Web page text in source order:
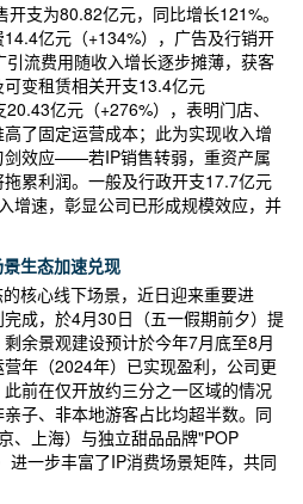
支为80.82亿元，同比增长121%。
亿元（+134%），广告及行销开
流费用随收入增长逐步摊薄，获客
变租赁相关开支13.4亿元
亿元（+276%），表明门店、
了固定运营成本；此为实现收入增
剑效应——若IP销售转弱，重资产属
累利润。一般及行政开支17.7亿元
增速，彰显公司已形成规模效应，并
生态加速兑现
核心线下场景，近日迎来重要进
成，於4月30日（五一假期前夕）提
余景观建设预计於今年7月底至8月
年（2024年）已实现盈利，公司更
前在仅开放约三分之一区域的情况
子、非本地游客占比均超半数。同
、上海）与独立甜品品牌"POP
进一步丰富了IP消费场景矩阵，共同